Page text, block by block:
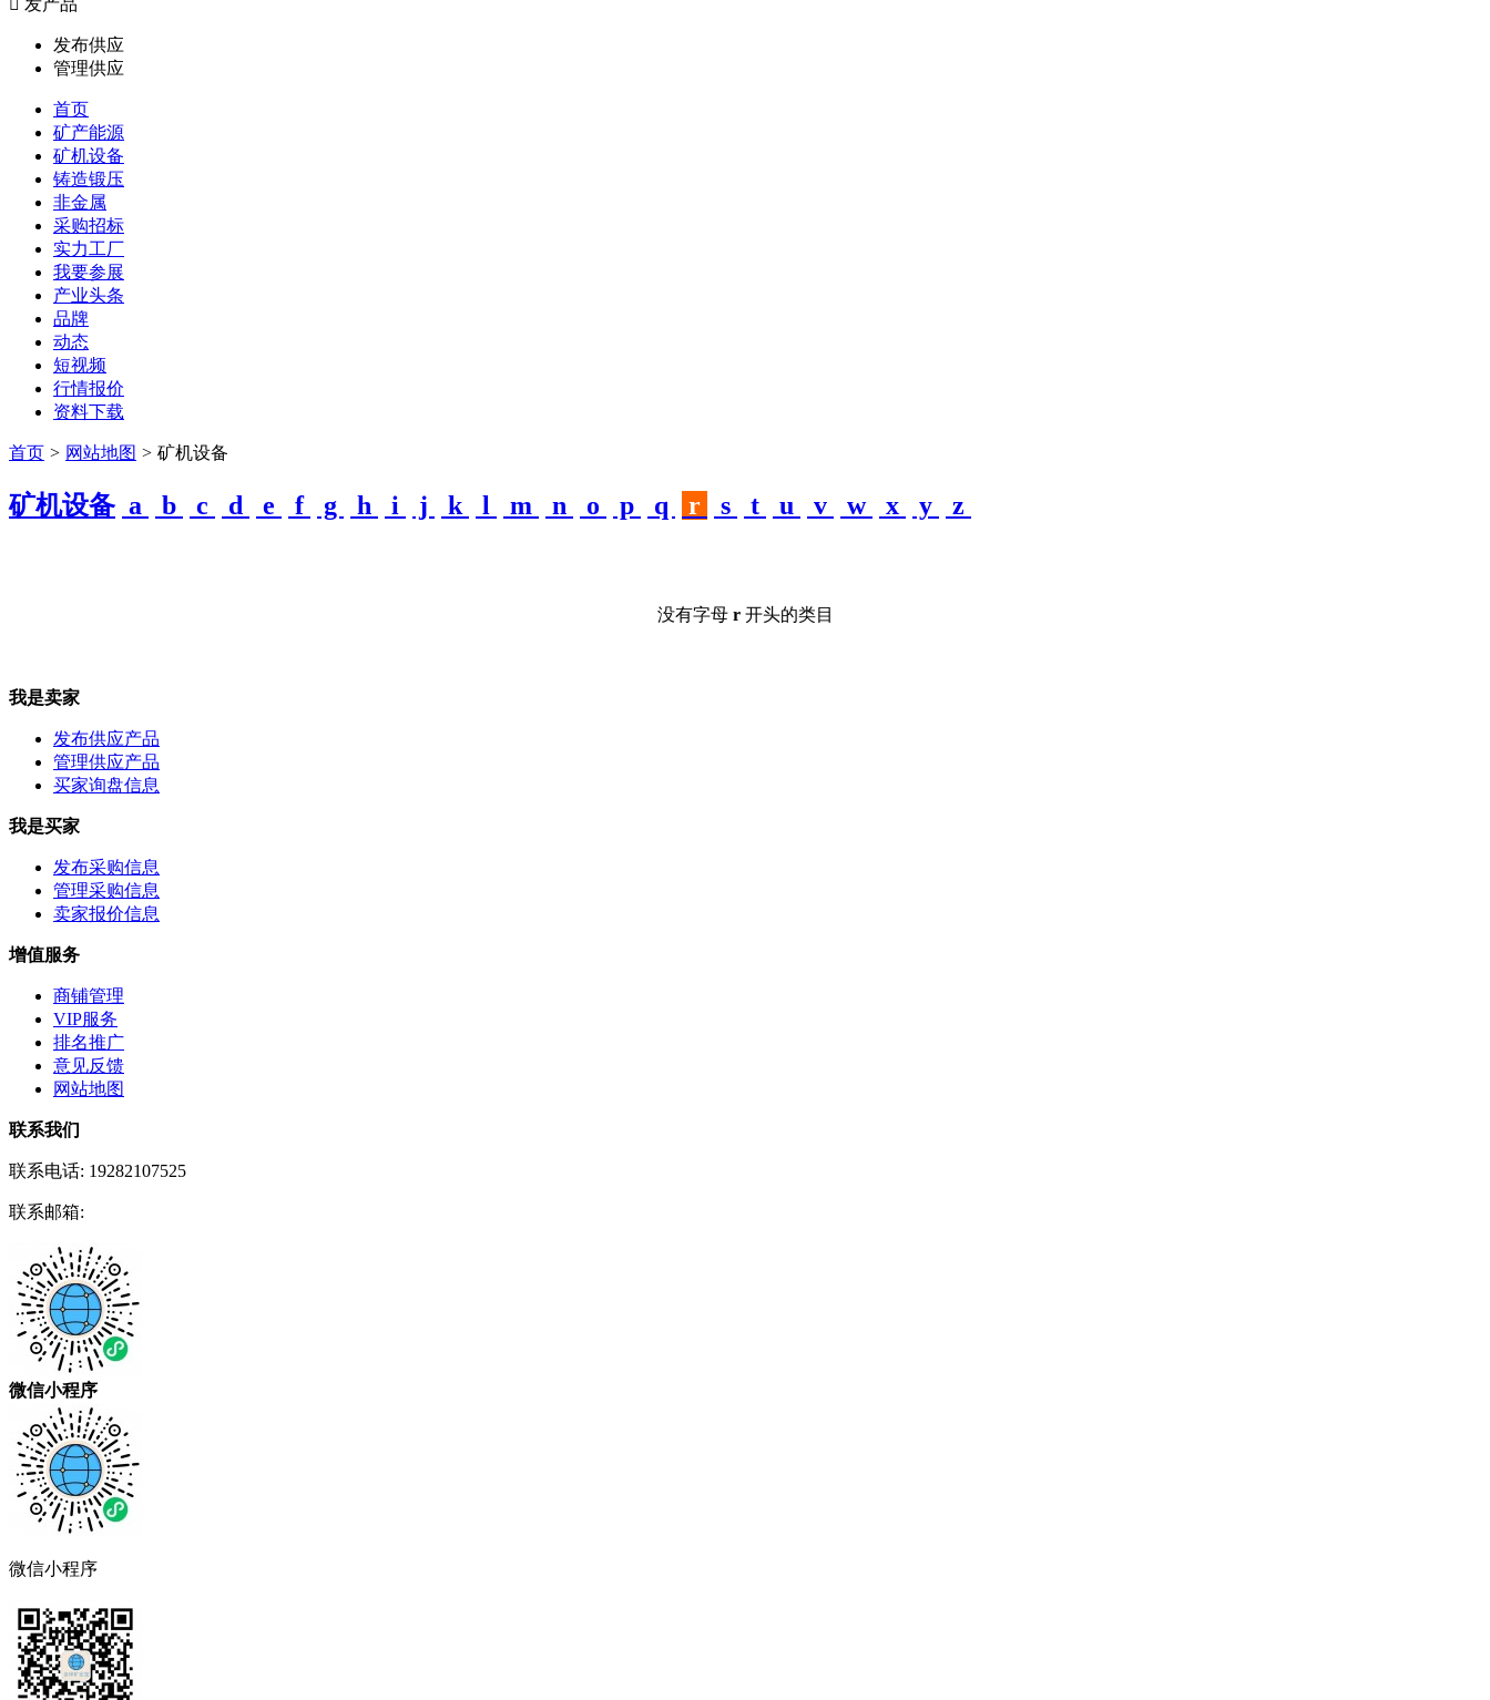
发布供应
管理供应
首页
矿产能源
矿机设备
铸造锻压
非金属
采购招标
实力工厂
我要参展
产业头条
品牌
动态
短视频
行情报价
资料下载
首页 > 网站地图 > 矿机设备
矿机设备 a b c d e f g h i j k l m n o p q r s t u v w x y z
没有字母 r开头的类目
我是卖家
发布供应产品
管理供应产品
买家询盘信息
我是买家
发布采购信息
管理采购信息
卖家报价信息
增值服务
商铺管理
VIP服务
排名推广
意见反馈
网站地图
联系我们
联系电话: 19282107525
联系邮箱:
微信小程序
微信小程序